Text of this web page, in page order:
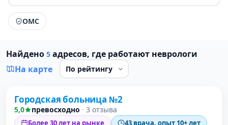
ОМС
Найдено 5 адресов, где работают неврологи
На карте
1 место в рейтинге
Городская больница №2
5,0 превосходно · 3 отзыва
Более 30 лет на рынке
43 врача, опыт 10+ лет